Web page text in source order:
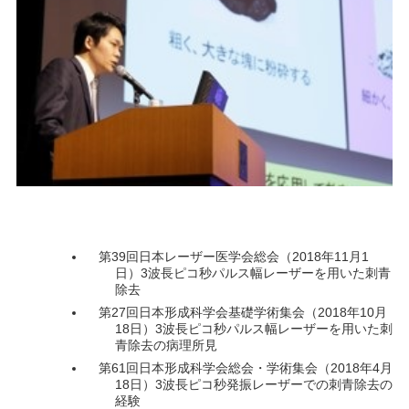
第39回日本レーザー医学会総会（2018年11月1
日）3波長ピコ秒パルス幅レーザーを用いた刺青
除去
第27回日本形成科学会基礎学術集会（2018年10月
18日）3波長ピコ秒パルス幅レーザーを用いた刺
青除去の病理所見
第61回日本形成科学会総会・学術集会（2018年4月
18日）3波長ピコ秒発振レーザーでの刺青除去の
経験